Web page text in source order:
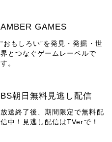
AMBER GAMES
“おもしろい”を発見・発掘・世
界とつなぐゲームレーベルで
す。
BS朝日無料見逃し配信
放送終了後、期間限定で無料配
信中！見逃し配信はTVerで！